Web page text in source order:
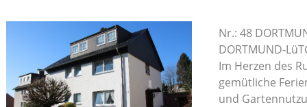
Nr.: 48
DORTMUND-
Im Herzen des
gemütliche
und